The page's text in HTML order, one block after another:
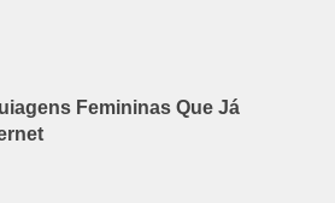
Femininas Que Já